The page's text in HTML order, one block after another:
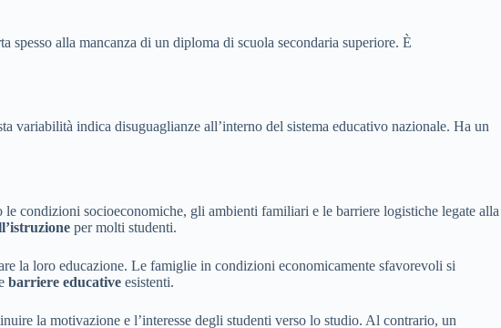
alla mancanza di un diploma di scuola secondaria superiore. È
variabilità indica disuguaglianze all’interno del sistema educativo nazionale. Ha un
condizioni socioeconomiche, gli ambienti familiari e le barriere logistiche legate alla
per molti studenti.
la loro educazione. Le famiglie in condizioni economicamente sfavorevoli si
barriere educative esistenti.
la motivazione e l’interesse degli studenti verso lo studio. Al contrario, un